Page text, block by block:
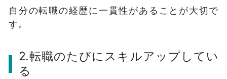
自分の転職の経歴に一貫性があることが大切で
す。
2.転職のたびにスキルアップしてい
る